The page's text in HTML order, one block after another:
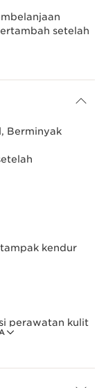
setelah
Berminyak
kendur
perawatan kulit
terbukti